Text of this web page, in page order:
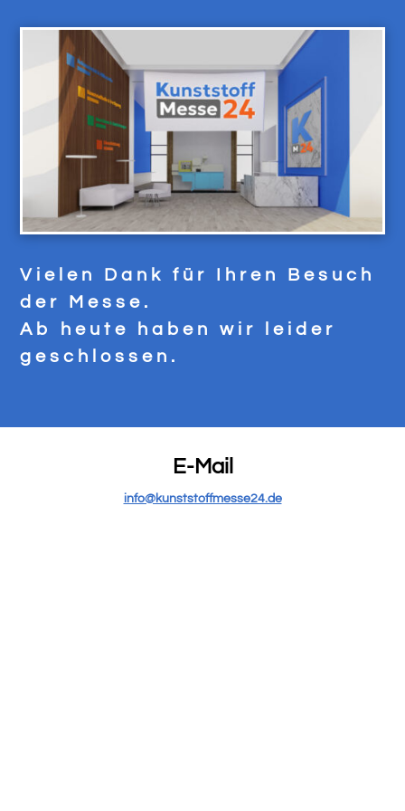
Vielen Dank für Ihren Besuch
der Messe.
Ab heute haben wir leider
geschlossen.
E-Mail
info@kunststoffmesse24.de